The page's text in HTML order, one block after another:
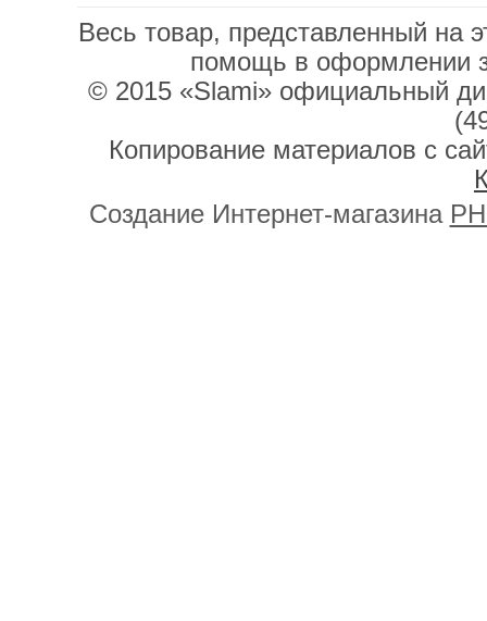
Весь товар, представленный на
помощь в оформлении
© 2015 «Slami» официальный
Копирование материалов с
Создание Интернет-магазина